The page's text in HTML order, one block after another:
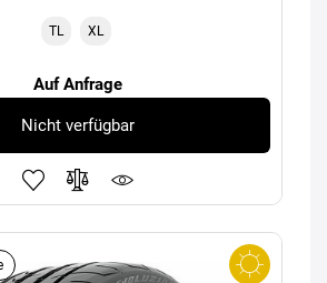
TL XL
Auf Anfrage
Nicht verfügbar